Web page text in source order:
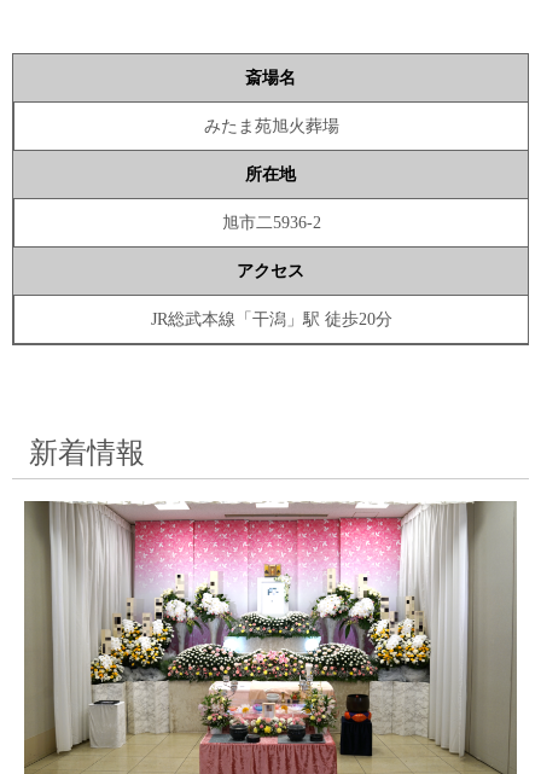
斎場名
みたま苑旭火葬場
所在地
旭市二5936-2
アクセス
JR総武本線「干潟」駅 徒歩20分
新着情報